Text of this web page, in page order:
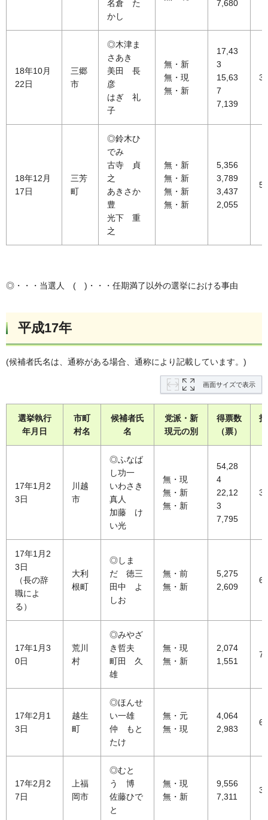
名倉 た
かし
7,680
18年10月
22日
三郷
市
◎木津ま
さあき
美田 長
彦
はぎ 礼
子
無・新
無・現
無・新
17,43
3
15,63
7
7,139
18年12月
17日
三芳
町
◎鈴木ひ
でみ
古寺 貞
之
あきさか
豊
光下 重
之
無・新
無・新
無・新
無・新
5,356
3,789
3,437
2,055
◎・・・当選人 ( )・・・任期満了以外の選挙における事由
平成17年
(候補者氏名は、通称がある場合、通称により記載しています。)
画面サイズで表示
選挙執行
年月日
市町
村名
候補者氏
名
党派・新
現元の別
得票数
（票）
17年1月2
3日
川越
市
◎ふなば
し功一
いわさき
真人
加藤 け
い光
無・現
無・新
無・新
54,28
4
22,12
3
7,795
17年1月2
3日
（長の辞
職によ
る）
大利
根町
◎しま
だ 徳三
田中 よ
しお
無・前
無・新
5,275
2,609
17年1月3
0日
荒川
村
◎みやざ
き哲夫
町田 久
雄
無・現
無・新
2,074
1,551
17年2月1
3日
越生
町
◎ほんせ
い一雄
仲 もと
たけ
無・元
無・現
4,064
2,983
17年2月2
7日
上福
岡市
◎むと
う 博
佐藤ひで
と
無・現
無・新
9,556
7,311